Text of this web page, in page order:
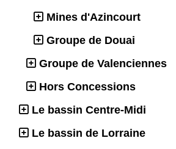
Mines d'Azincourt
Groupe de Douai
Groupe de Valenciennes
Hors Concessions
Le bassin Centre-Midi
Le bassin de Lorraine